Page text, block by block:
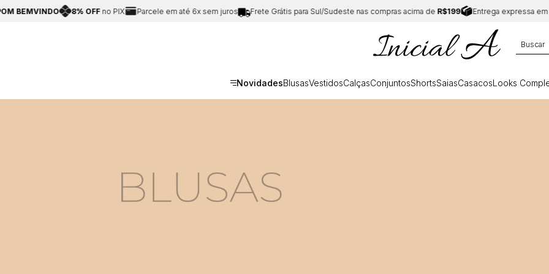
8% OFFno PIX Parcele em até 6x sem juros Frete Grátis para Sul/Sudeste nas compras acima deR$199 Entrega expressa emSPem
NovidadesBlusasVestidosCalçasConjuntosShortsSaiasCasacosLooks